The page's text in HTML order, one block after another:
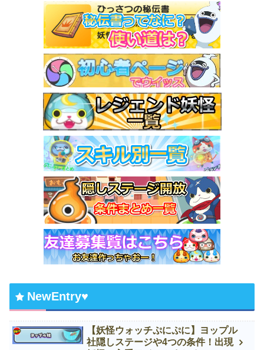
NewEntry♥
【妖怪ウォッチぷにぷに】ヨップル
社隠しステージや4つの条件！出現